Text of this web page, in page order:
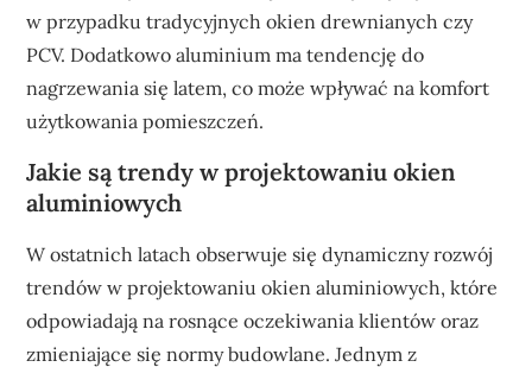
w przypadku tradycyjnych okien drewnianych czy
PCV. Dodatkowo aluminium ma tendencję do
nagrzewania się latem, co może wpływać na komfort
użytkowania pomieszczeń.
Jakie są trendy w projektowaniu okien
aluminiowych
W ostatnich latach obserwuje się dynamiczny rozwój
trendów w projektowaniu okien aluminiowych, które
odpowiadają na rosnące oczekiwania klientów oraz
zmieniające się normy budowlane. Jednym z